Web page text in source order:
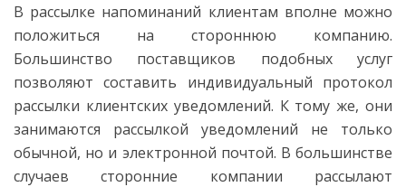
В рассылке напоминаний клиентам вполне можно
положиться на стороннюю компанию.
Большинство поставщиков подобных услуг
позволяют составить индивидуальный протокол
рассылки клиентских уведомлений. К тому же, они
занимаются рассылкой уведомлений не только
обычной, но и электронной почтой. В большинстве
случаев сторонние компании рассылают